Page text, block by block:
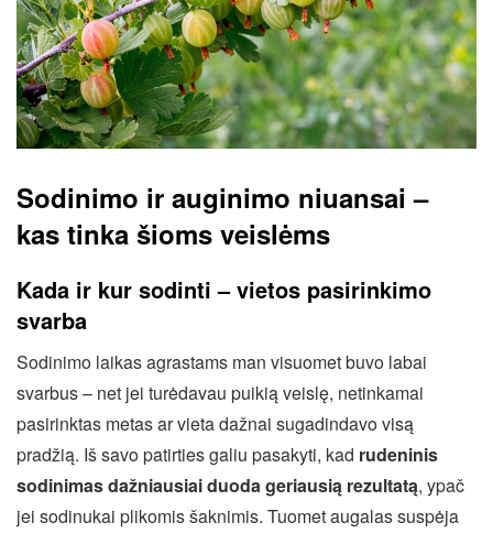
Sodinimo ir auginimo niuansai –
kas tinka šioms veislėms
Kada ir kur sodinti – vietos pasirinkimo
svarba
Sodinimo laikas agrastams man visuomet buvo labai
svarbus – net jei turėdavau puikią veislę, netinkamai
pasirinktas metas ar vieta dažnai sugadindavo visą
pradžią. Iš savo patirties galiu pasakyti, kad rudeninis
sodinimas dažniausiai duoda geriausią rezultatą, ypač
jei sodinukai plikomis šaknimis. Tuomet augalas suspėja